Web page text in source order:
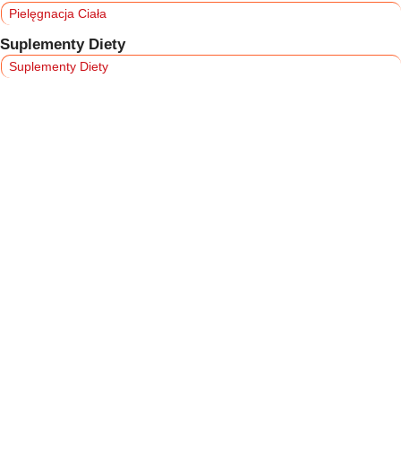
Pielęgnacja Ciała
Suplementy Diety
Suplementy Diety